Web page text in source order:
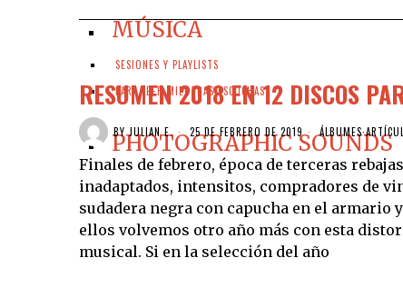
MÚSICA
SESIONES Y PLAYLISTS
PARA LEER MIENTRAS ESCUCHAS
PHOTOGRAPHIC SOUNDS
RESUMEN 2018 EN 12 DISCOS
BYJULIAN E. 25 DE FEBRERO DE 2019 ÁLBUMES·
Finales de febrero, época de terceras
inadaptados, intensitos, compradores de
sudadera negra con capucha en el armario
ellos volvemos otro año más con esta
musical. Si en la selección del año